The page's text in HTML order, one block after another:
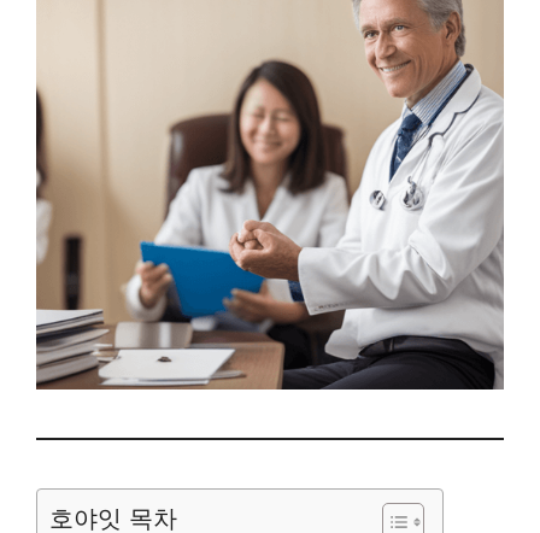
호야잇 목차